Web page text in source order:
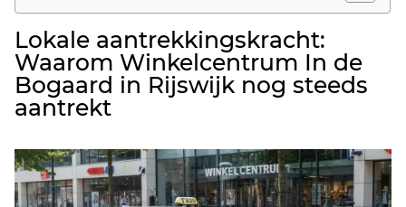
Lokale aantrekkingskracht:
Waarom Winkelcentrum In de
Bogaard in Rijswijk nog steeds
aantrekt